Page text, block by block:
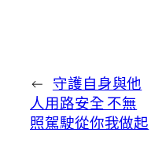
← 守護自身與他
人用路安全 不無
照駕駛從你我做起